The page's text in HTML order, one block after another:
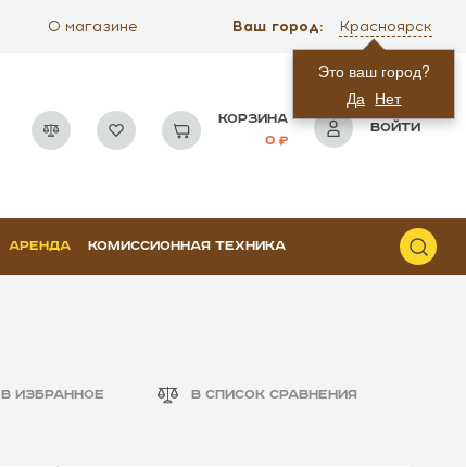
О магазине Ваш город:
Это ваш город?
Да Нет
Красноярск
КОРЗИНА
0
ВОЙТИ
АРЕНДА КОМИССИОННАЯ ТЕХНИКА
В ИЗБРАННОЕ В СПИСОК СРАВНЕНИЯ